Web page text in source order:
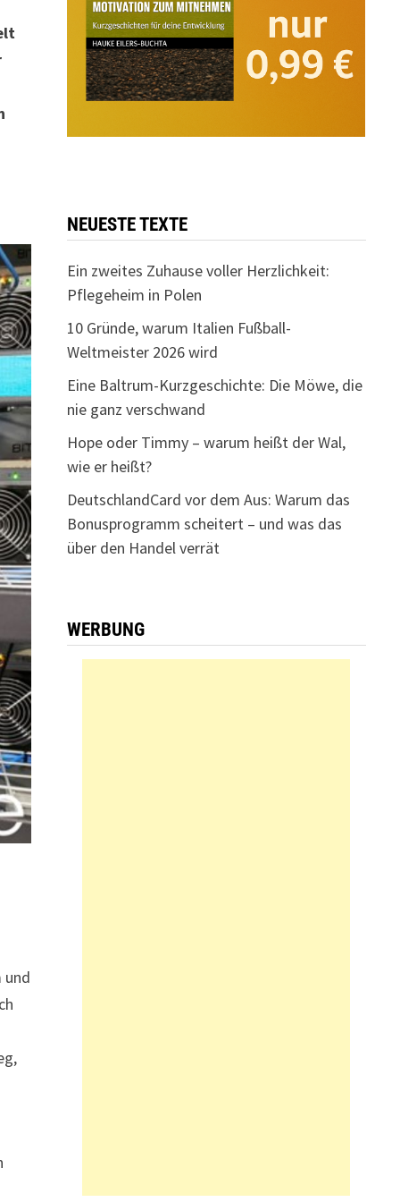
und
NEUESTE TEXTE
Ein zweites Zuhause voller Herzlichkeit:
Pflegeheim in Polen
10 Gründe, warum Italien Fußball-
Weltmeister 2026 wird
Eine Baltrum-Kurzgeschichte: Die Möwe, die
nie ganz verschwand
Hope oder Timmy – warum heißt der Wal,
wie er heißt?
DeutschlandCard vor dem Aus: Warum das
Bonusprogramm scheitert – und was das
über den Handel verrät
WERBUNG